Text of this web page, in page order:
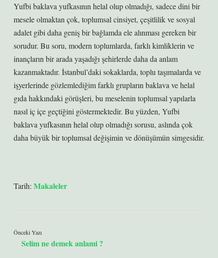
Yufbi baklava yufkasının helal olup olmadığı, sadece dini bir
mesele olmaktan çok, toplumsal cinsiyet, çeşitlilik ve sosyal
adalet gibi daha geniş bir bağlamda ele alınması gereken bir
sorudur. Bu soru, modern toplumlarda, farklı kimliklerin ve
inançların bir arada yaşadığı şehirlerde daha da anlam
kazanmaktadır. İstanbul’daki sokaklarda, toplu taşımalarda ve
işyerlerinde gözlemlediğim farklı grupların baklava ve helal
gıda hakkındaki görüşleri, bu meselenin toplumsal yapılarla
nasıl iç içe geçtiğini göstermektedir. Bu yüzden, Yufbi
baklava yufkasının helal olup olmadığı sorusu, aslında çok
daha büyük bir toplumsal değişimin ve dönüşümün simgesidir.
Tarih: Makaleler
Önceki Yazı
Selim ne demek anlami ?